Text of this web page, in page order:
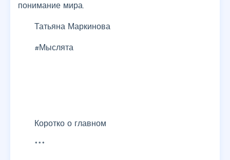
понимание мира.
Татьяна Маркинова
#Мыслята
Коротко о главном
***